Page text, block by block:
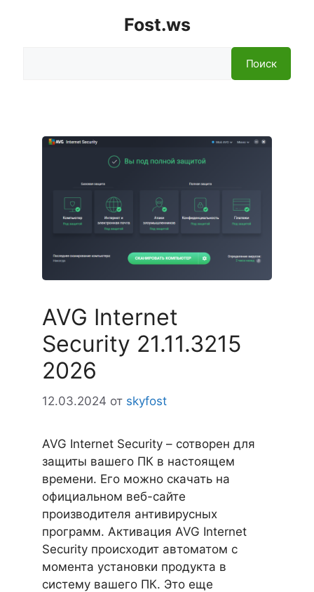
Fost.ws
Поиск
AVG Internet
Security 21.11.3215
2026
12.03.2024 от skyfost
AVG Internet Security – сотворен для
защиты вашего ПК в настоящем
времени. Его можно скачать на
официальном веб-сайте
производителя антивирусных
программ. Активация AVG Internet
Security происходит автоматом с
момента установки продукта в
систему вашего ПК. Это еще